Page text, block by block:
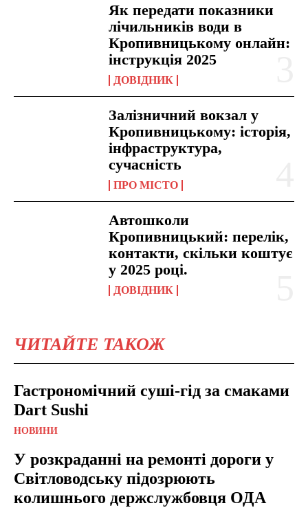
Як передати показники
лічильників води в
Кропивницькому онлайн:
інструкція 2025
ДОВІДНИК
Залізничний вокзал у
Кропивницькому: історія,
інфраструктура,
сучасність
ПРО МІСТО
Автошколи
Кропивницький: перелік,
контакти, скільки коштує
у 2025 році.
ДОВІДНИК
ЧИТАЙТЕ ТАКОЖ
Гастрономічний суші-гід за смаками
Dart Sushi
НОВИНИ
У розкраданні на ремонті дороги у
Світловодську підозрюють
колишнього держслужбовця ОДА